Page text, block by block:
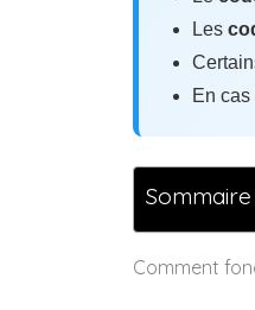
Les
En cas
Sommaire
Comment